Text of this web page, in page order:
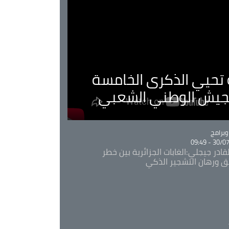
تحيي الذكرى الخامسة
الوطني الشعبي
30/07/
جيجلي:الغابات الجزائرية بين خطر
ورهان التشجير الذكي